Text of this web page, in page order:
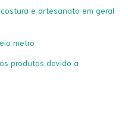
e artesanato em geral
metro
produtos devido a